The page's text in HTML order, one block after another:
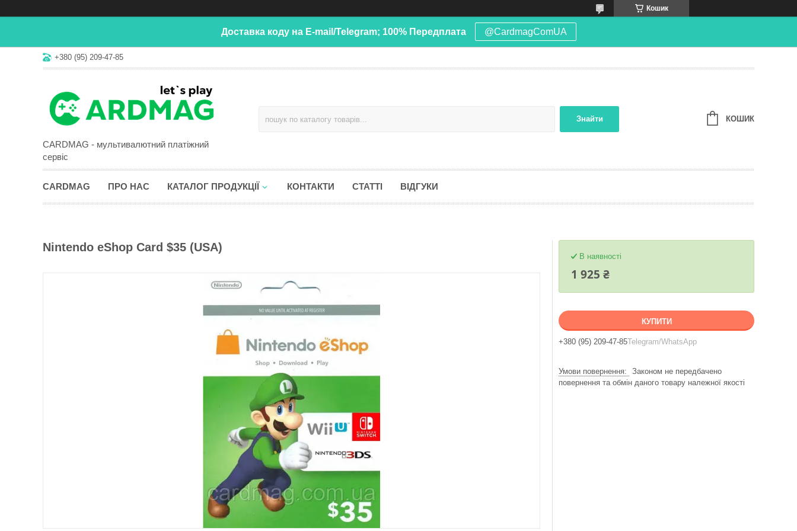
Кошик
Доставка коду на E-mail/Telegram; 100% Передплата @CardmagComUA
+380 (95) 209-47-85
CARDMAG - мультивалютний платіжний
сервіс
Знайти КОШИК
CARDMAG ПРО НАС КАТАЛОГ ПРОДУКЦІЇ КОНТАКТИ СТАТТІ ВІДГУКИ
Nintendo eShop Card $35 (USA)
В наявності
1 925 ₴
КУПИТИ
+380 (95) 209-47-85Telegram/WhatsApp
Законом не передбачено
повернення та обмін даного товару належної якості